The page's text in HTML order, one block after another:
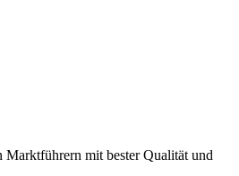
mit bester Qualität und